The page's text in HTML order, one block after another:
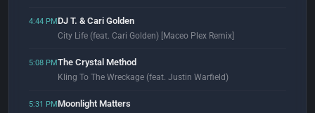
4:44 PMDJ T. & Cari Golden
City Life (feat. Cari Golden) [Maceo Plex Remix]
5:08 PMThe Crystal Method
Kling To The Wreckage (feat. Justin Warfield)
5:31 PMMoonlight Matters